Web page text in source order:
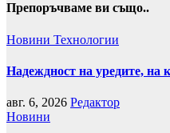
Препоръчваме ви също..
Новини Технологии
Надеждност на уредите, на
авг. 6, 2026 Редактор
Новини